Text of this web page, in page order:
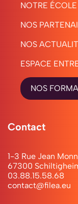
votre
carrière
Un
diplôme
reconnu
les
du
commerce
NOTRE ÉCOLE
NOS
NOS
ESPACE
NOS
Contact
1-3 Rue Jean
67300
03.88.15.58.68
contact@filea.eu